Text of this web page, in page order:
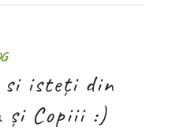
si isteți din
și Copiii :)